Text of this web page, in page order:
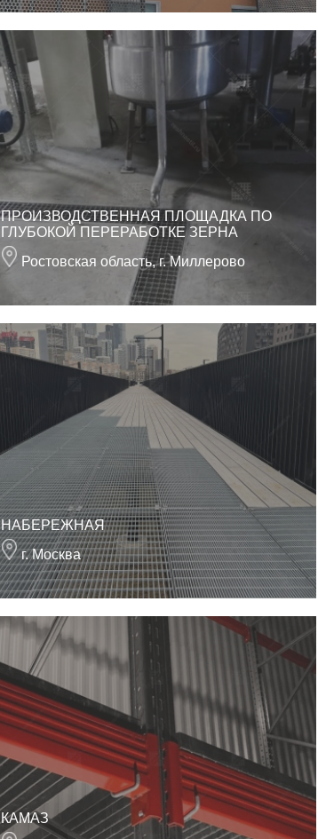
ПРОИЗВОДСТВЕННАЯ ПЛОЩАДКА ПО
ГЛУБОКОЙ ПЕРЕРАБОТКЕ ЗЕРНА
Ростовская область, г. Миллерово
НАБЕРЕЖНАЯ
г. Москва
КАМАЗ